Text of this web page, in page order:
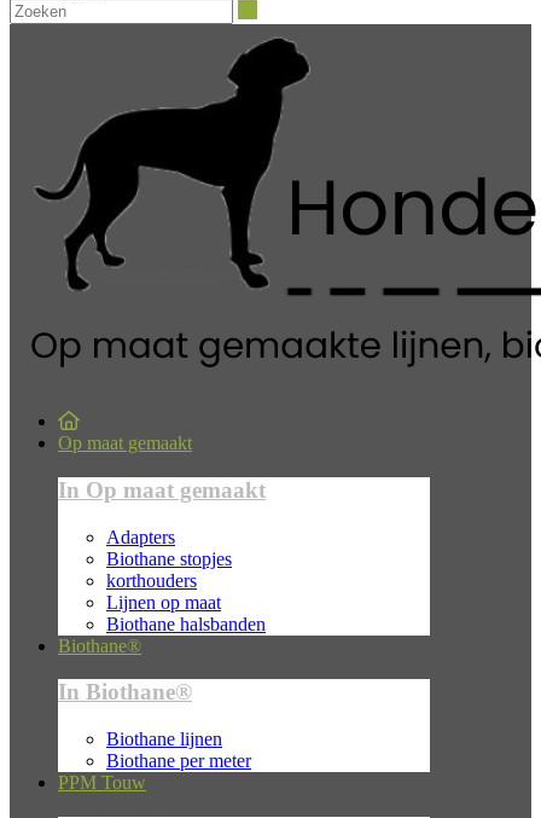
Op maat gemaakt
In Op maat gemaakt
Adapters
Biothane stopjes
korthouders
Lijnen op maat
Biothane halsbanden
Biothane®
In Biothane®
Biothane lijnen
Biothane per meter
PPM Touw